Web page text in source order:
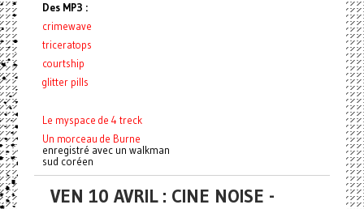
Des MP3 :
crimewave
triceratops
courtship
glitter pills
Le myspace de 4 treck
Un morceau de Burne
enregistré avec un walkman
sud coréen
VEN 10 AVRIL : CINE NOISE -